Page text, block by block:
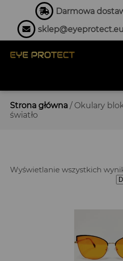
Darmowa
sklep@eyeprotect.eu
Strona główna / Okulary
światło
zł -
Kategorie
Okulary
FILTER
Wyświetlanie wszystkich